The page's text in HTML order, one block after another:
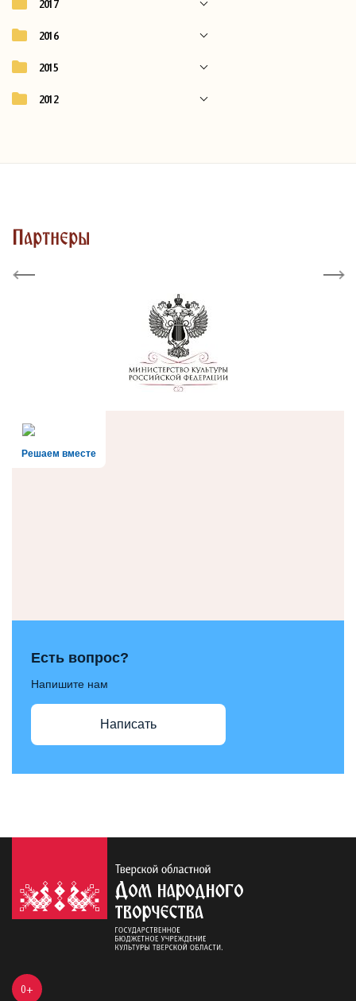
2017
2016
2015
2012
Партнеры
Previous Next
Решаем вместе
Есть вопрос?
Напишите нам
Написать
0+